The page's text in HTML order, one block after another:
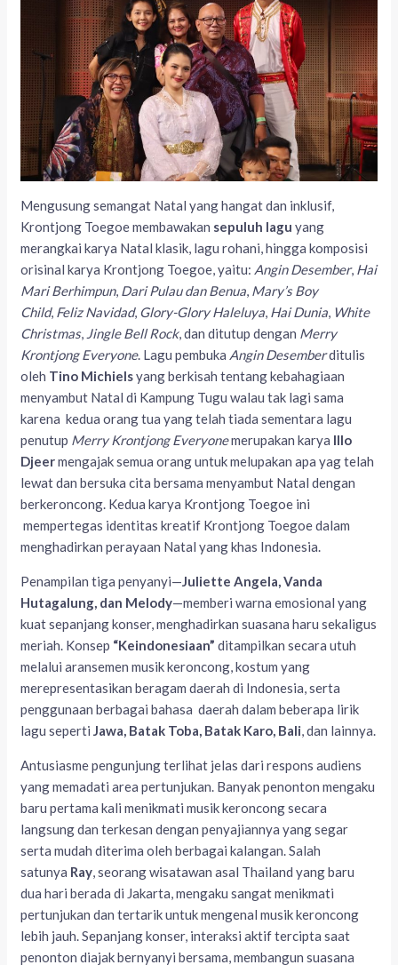
Mengusung semangat Natal yang hangat dan inklusif,
Krontjong Toegoe membawakan sepuluh lagu yang
merangkai karya Natal klasik, lagu rohani, hingga komposisi
orisinal karya Krontjong Toegoe, yaitu: Angin Desember, Hai
Mari Berhimpun, Dari Pulau dan Benua, Mary’s Boy
Child, Feliz Navidad, Glory-Glory Haleluya, Hai Dunia, White
Christmas, Jingle Bell Rock, dan ditutup dengan Merry
Krontjong Everyone. Lagu pembuka Angin Desemberditulis
oleh Tino Michielsyang berkisah tentang kebahagiaan
menyambut Natal di Kampung Tugu walau tak lagi sama
karena kedua orang tua yang telah tiada sementara lagu
penutup Merry Krontjong Everyonemerupakan karya Illo
Djeermengajak semua orang untuk melupakan apa yag telah
lewat dan bersuka cita bersama menyambut Natal dengan
berkeroncong. Kedua karya Krontjong Toegoe ini
mempertegas identitas kreatif Krontjong Toegoe dalam
menghadirkan perayaan Natal yang khas Indonesia.
Penampilan tiga penyanyi—Juliette Angela, Vanda
Hutagalung, dan Melody—memberi warna emosional yang
kuat sepanjang konser, menghadirkan suasana haru sekaligus
meriah. Konsep “Keindonesiaan” ditampilkan secara utuh
melalui aransemen musik keroncong, kostum yang
merepresentasikan beragam daerah di Indonesia, serta
penggunaan berbagai bahasa daerah dalam beberapa lirik
lagu sepertiJawa, Batak Toba, Batak Karo, Bali, dan lainnya.
Antusiasme pengunjung terlihat jelas dari respons audiens
yang memadati area pertunjukan. Banyak penonton mengaku
baru pertama kali menikmati musik keroncong secara
langsung dan terkesan dengan penyajiannya yang segar
serta mudah diterima oleh berbagai kalangan. Salah
satunya Ray, seorang wisatawan asal Thailand yang baru
dua hari berada di Jakarta, mengaku sangat menikmati
pertunjukan dan tertarik untuk mengenal musik keroncong
lebih jauh. Sepanjang konser, interaksi aktif tercipta saat
penonton diajak bernyanyi bersama, membangun suasana